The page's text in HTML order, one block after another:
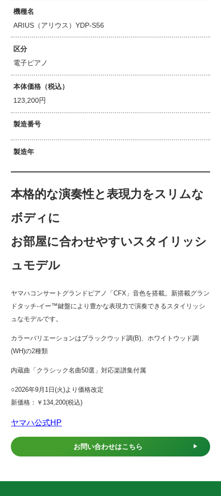
機種名
ARIUS（アリウス）YDP-S56
区分
電子ピアノ
本体価格（税込）
123,200円
製造番号
製造年
本格的な演奏性と表現力をスリムな
ボディに
お部屋に合わせやすいスタイリッシ
ュモデル
ヤマハコンサートグランドピアノ「CFX」音色を搭載。新搭載グラン
ドタッチ-イー™鍵盤により豊かな表現力で演奏できるスタイリッシ
ュなモデルです。
カラーバリエーションはブラックウッド調(B)、ホワイトウッド調
(WH)の2種類
内蔵曲「クラシック名曲50選」対応楽譜集付属
○2026年9月1日(火)より価格改定
新価格：￥134,200(税込)
ヤマハ公式HP
お問い合わせはこちら